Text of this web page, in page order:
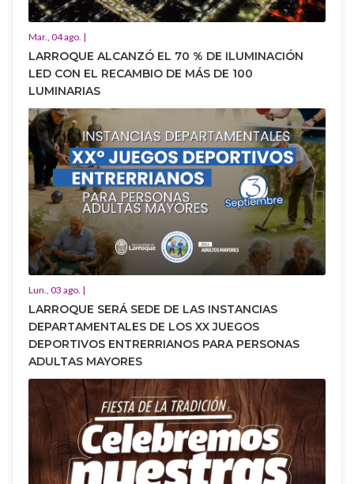
Mar., 04 ago. |
LARROQUE ALCANZÓ EL 70 % DE ILUMINACIÓN
LED CON EL RECAMBIO DE MÁS DE 100
LUMINARIAS
Lun., 03 ago. |
LARROQUE SERÁ SEDE DE LAS INSTANCIAS
DEPARTAMENTALES DE LOS XX JUEGOS
DEPORTIVOS ENTRERRIANOS PARA PERSONAS
ADULTAS MAYORES